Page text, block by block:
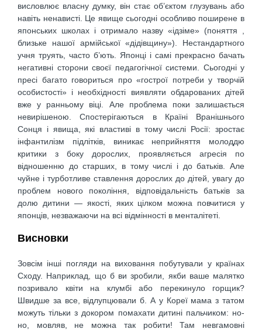
висловлює власну думку, він стає об’єктом глузувань або
навіть ненависті. Це явище сьогодні особливо поширене в
японських школах і отримало назву «ідзіме» (поняття ,
близьке нашої армійської «дідівщину»). Нестандартного
учня труять, часто б’ють. Японці і самі прекрасно бачать
негативні сторони своєї педагогічної системи. Сьогодні у
пресі багато говориться про «гострої потреби у творчій
особистості» і необхідності виявляти обдарованих дітей
вже у ранньому віці. Але проблема поки залишається
невирішеною. Спостерігаються в Країні Вранішнього
Сонця і явища, які властиві в тому числі Росії: зростає
інфантилізм підлітків, виникає неприйняття молоддю
критики з боку дорослих, проявляється агресія по
відношенню до старших, в тому числі і до батьків. Але
чуйне і турботливе ставлення дорослих до дітей, увагу до
проблем нового покоління, відповідальність батьків за
долю дитини — якості, яких цілком можна повчитися у
японців, незважаючи на всі відмінності в менталітеті.
Висновки
Зовсім інші погляди на виховання побутували у країнах
Сходу. Наприклад, що б ви зробили, якби ваше малятко
позривало квіти на клумбі або перекинуло горщик?
Швидше за все, відлупцювали б. А у Кореї мама з татом
можуть тільки з докором помахати дитині пальчиком: но-
но, мовляв, не можна так робити! Там невгамовні